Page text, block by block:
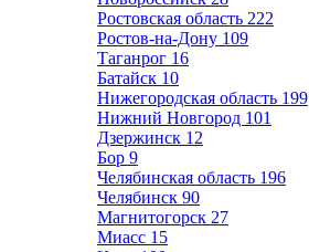
Ростовская область 222
Ростов-на-Дону 109
Таганрог 16
Батайск 10
Нижегородская область 199
Нижний Новгород 101
Дзержинск 12
Бор 9
Челябинская область 196
Челябинск 90
Магнитогорск 27
Миасс 15